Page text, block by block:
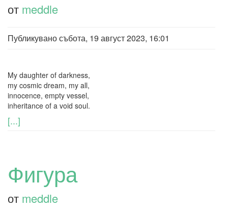
от meddle
Публикуваносъбота, 19 август 2023, 16:01
My daughter of darkness,
my cosmic dream, my all,
innocence, empty vessel,
inheritance of a void soul.
[...]
Фигура
от meddle